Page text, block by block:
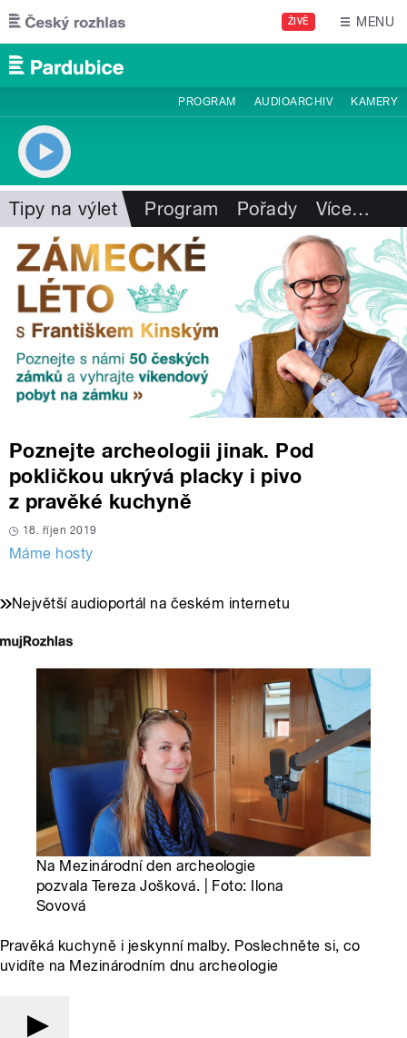
Přejít k hlavnímu obsahu
ŽIVĚ MENU
PROGRAM AUDIOARCHIV KAMERY
Tipy na výlet Program Pořady Více…
Poznejte archeologii jinak. Pod
pokličkou ukrývá placky i pivo
z pravěké kuchyně
18. říjen 2019
Máme hosty
Největší audioportál na českém internetu
Na Mezinárodní den archeologie
pozvala Tereza Jošková. | Foto: Ilona
Sovová
Pravěká kuchyně i jeskynní malby. Poslechněte si, co
uvidíte na Mezinárodním dnu archeologie